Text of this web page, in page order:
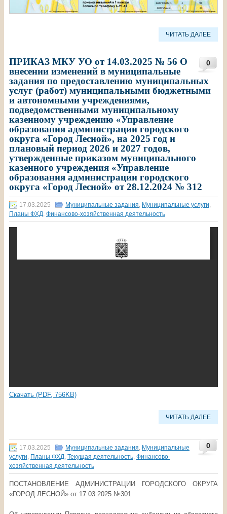
ЧИТАТЬ ДАЛЕЕ
0
ПРИКАЗ МКУ УО от 14.03.2025 № 56 О
внесении изменений в муниципальные
задания по предоставлению муниципальных
услуг (работ) муниципальными бюджетными
и автономными учреждениями,
подведомственными муниципальному
казенному учреждению «Управление
образования администрации городского
округа «Город Лесной», на 2025 год и
плановый период 2026 и 2027 годов,
утвержденные приказом муниципального
казенного учреждения «Управление
образования администрации городского
округа «Город Лесной» от 28.12.2024 № 312
17.03.2025 Муниципальные задания, Муниципальные услуги,
Планы ФХД, Финансово-хозяйственная деятельность
Скачать (PDF, 756KB)
ЧИТАТЬ ДАЛЕЕ
0
17.03.2025 Муниципальные задания, Муниципальные
услуги, Планы ФХД, Текущая деятельность, Финансово-
хозяйственная деятельность
ПОСТАНОВЛЕНИЕ АДМИНИСТРАЦИИ ГОРОДСКОГО ОКРУГА
«ГОРОД ЛЕСНОЙ» от 17.03.2025 №301